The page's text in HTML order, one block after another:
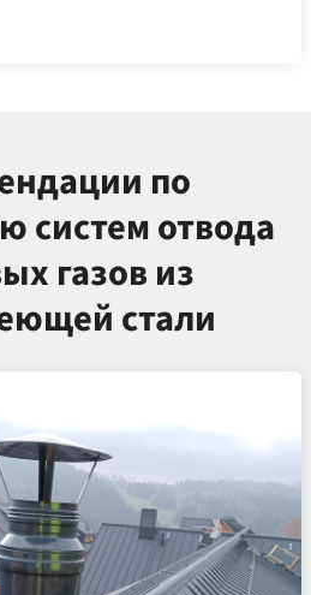
по
систем отвода
газов из
стали